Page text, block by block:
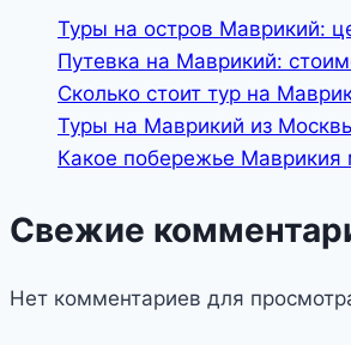
Туры на остров Маврикий:
Путевка на Маврикий:
Сколько стоит тур на
Туры на Маврикий из
Какое побережье Маврикия
Свежие
Нет комментариев для